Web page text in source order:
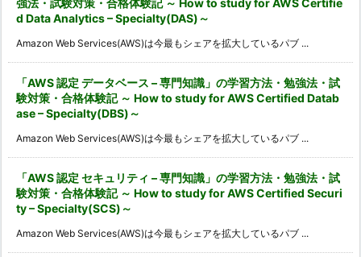
強法・試験対策・合格体験記 ～ How to study for AWS Certifie
d Data Analytics – Specialty(DAS)～
Amazon Web Services(AWS)は今最もシェアを拡大しているパブ ...
「AWS 認定 データベース – 専門知識」の学習方法・勉強法・試
験対策・合格体験記 ～ How to study for AWS Certified Datab
ase – Specialty(DBS)～
Amazon Web Services(AWS)は今最もシェアを拡大しているパブ ...
「AWS 認定 セキュリティ – 専門知識」の学習方法・勉強法・試
験対策・合格体験記 ～ How to study for AWS Certified Securi
ty – Specialty(SCS)～
Amazon Web Services(AWS)は今最もシェアを拡大しているパブ ...